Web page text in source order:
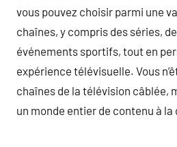
vous pouvez choisir parmi une
chaînes, y compris des séries,
événements sportifs, tout en
expérience télévisuelle. Vous
chaînes de la télévision câblée,
un monde entier de contenu à la